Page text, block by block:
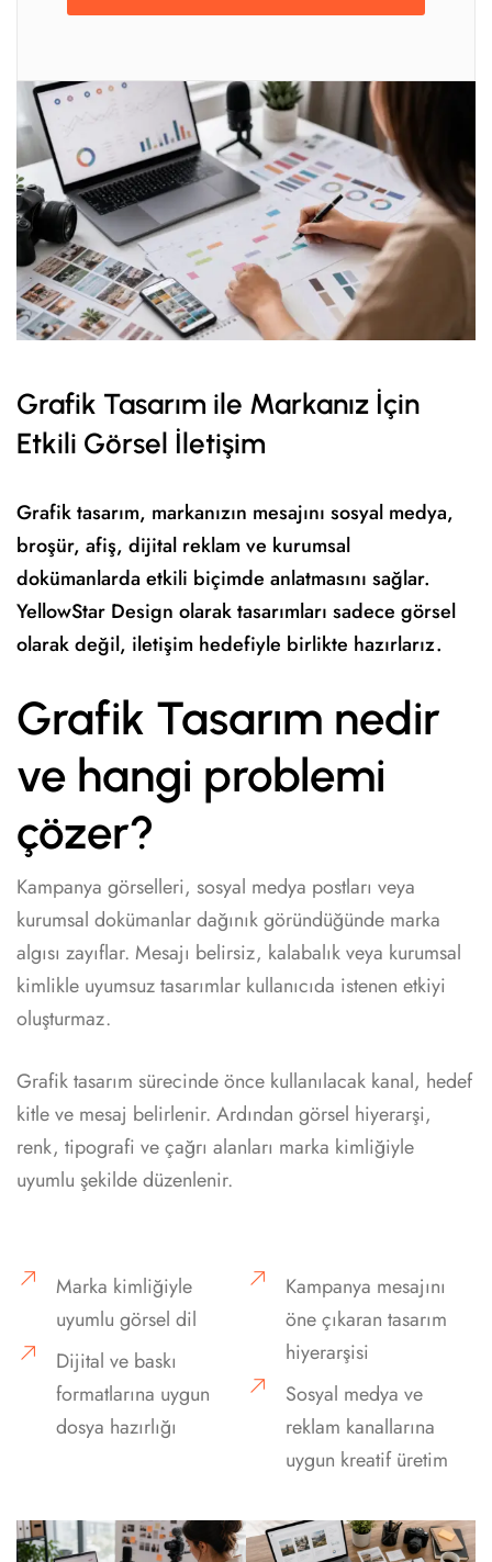
Grafik Tasarım ile Markanız İçin
Etkili Görsel İletişim
Grafik tasarım, markanızın mesajını sosyal medya,
broşür, afiş, dijital reklam ve kurumsal
dokümanlarda etkili biçimde anlatmasını sağlar.
YellowStar Design olarak tasarımları sadece görsel
olarak değil, iletişim hedefiyle birlikte hazırlarız.
Grafik Tasarım nedir
ve hangi problemi
çözer?
Kampanya görselleri, sosyal medya postları veya
kurumsal dokümanlar dağınık göründüğünde marka
algısı zayıflar. Mesajı belirsiz, kalabalık veya kurumsal
kimlikle uyumsuz tasarımlar kullanıcıda istenen etkiyi
oluşturmaz.
Grafik tasarım sürecinde önce kullanılacak kanal, hedef
kitle ve mesaj belirlenir. Ardından görsel hiyerarşi,
renk, tipografi ve çağrı alanları marka kimliğiyle
uyumlu şekilde düzenlenir.
Marka kimliğiyle
uyumlu görsel dil
Dijital ve baskı
formatlarına uygun
dosya hazırlığı
Kampanya mesajını
öne çıkaran tasarım
hiyerarşisi
Sosyal medya ve
reklam kanallarına
uygun kreatif üretim